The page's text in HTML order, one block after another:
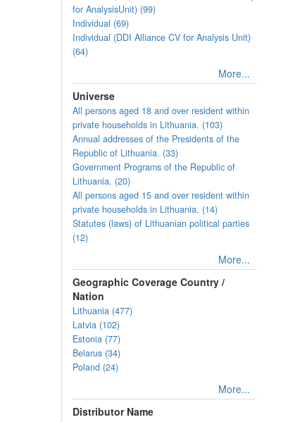
for AnalysisUnit) (99)
Individual (69)
Individual (DDI Alliance CV for Analysis Unit)
(64)
More...
Universe
All persons aged 18 and over resident within
private households in Lithuania. (103)
Annual addresses of the Presidents of the
Republic of Lithuania. (33)
Government Programs of the Republic of
Lithuania. (20)
All persons aged 15 and over resident within
private households in Lithuania. (14)
Statutes (laws) of Lithuanian political parties
(12)
More...
Geographic Coverage Country /
Nation
Lithuania (477)
Latvia (102)
Estonia (77)
Belarus (34)
Poland (24)
More...
Distributor Name